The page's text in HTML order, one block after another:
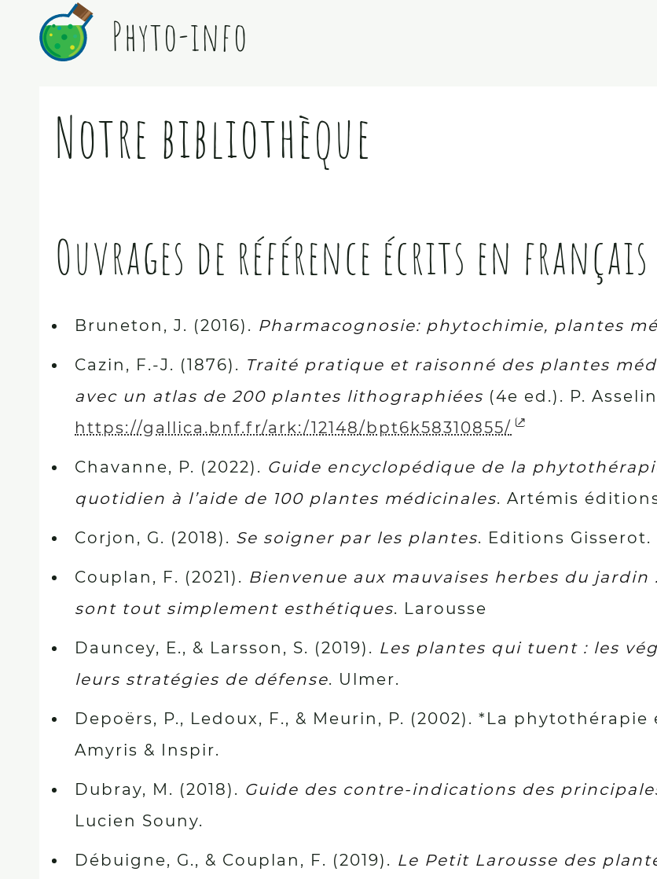
Phyto-info
Notre bibliothèque
Ouvrages de référence écrits en français
Bruneton, J. (2016). Pharmacognosie: phytochimie, plantes
Cazin, F.-J. (1876). Traité pratique et raisonné des plantes
avec un atlas de 200 plantes lithographiées (4e ed.). P.
https://gallica.bnf.fr/ark:/12148/bpt6k58310855/
Chavanne, P. (2022). Guide encyclopédique de la
quotidien à l’aide de 100 plantes médicinales. Artémis
Corjon, G. (2018). Se soigner par les plantes. Editions Gisserot.
Couplan, F. (2021). Bienvenue aux mauvaises herbes du
sont tout simplement esthétiques. Larousse
Dauncey, E., & Larsson, S. (2019). Les plantes qui tuent : les
leurs stratégies de défense. Ulmer.
Depoërs, P., Ledoux, F., & Meurin, P. (2002). *La
Amyris & Inspir.
Dubray, M. (2018). Guide des contre-indications des
Lucien Souny.
Débuigne, G., & Couplan, F. (2019). Le Petit Larousse des